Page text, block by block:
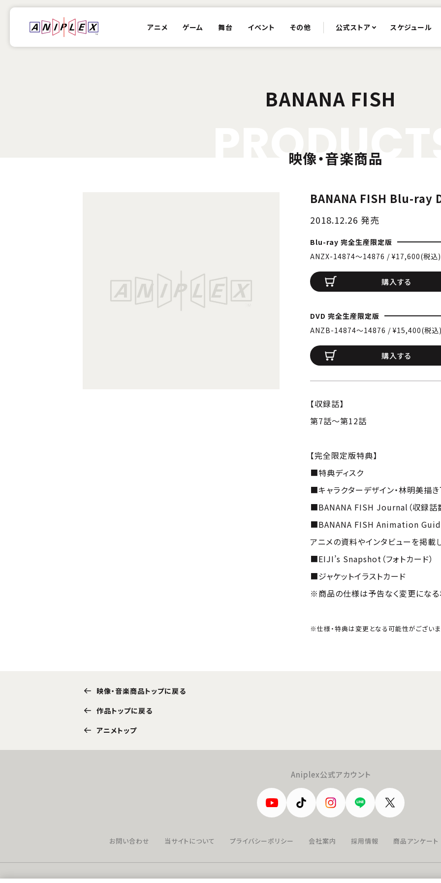
アニメ ゲーム 舞台 イベント その他 公式ストア スケジュール
BANANA FISH
ODUC
映像・音楽商品
BANANA FISH Blu-ray
2018.12.26 発売
Blu-ray 完全生産限定版
ANZX-14874〜14876 / ¥17,600(税込)
購入する
DVD 完全生産限定版
ANZB-14874〜14876 / ¥15,400(税込
購入する
【収録話】
第7話～第12話
【完全限定版特典】
■特典ディスク
■キャラクターデザイン・林明美描
■BANANA FISH Journal（収録話
■BANANA FISH Animation
アニメの資料やインタビューを掲載
■EIJI’s Snapshot（フォトカード）
■ジャケットイラストカード
※商品の仕様は予告なく変更になる
※仕様・特典は変更となる可能性がございま
映像・音楽商品トップに戻る
作品トップに戻る
アニメトップ
Aniplex公式アカウント
お問い合わせ 当サイトについて プライバシーポリシー 会社案内 採用情報 商品アンケート